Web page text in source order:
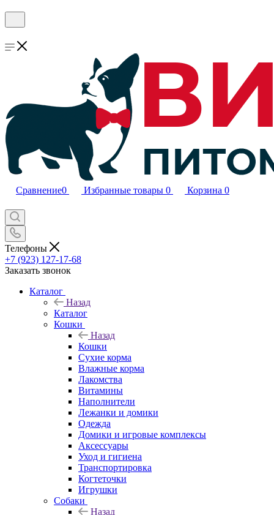
Сравнение0 Избранные товары 0 Корзина 0
Телефоны
+7 (923) 127-17-68
Заказать звонок
Каталог
Назад
Каталог
Кошки
Назад
Кошки
Сухие корма
Влажные корма
Лакомства
Витамины
Наполнители
Лежанки и домики
Одежда
Домики и игровые комплексы
Аксессуары
Уход и гигиена
Транспортировка
Когтеточки
Игрушки
Собаки
Назад